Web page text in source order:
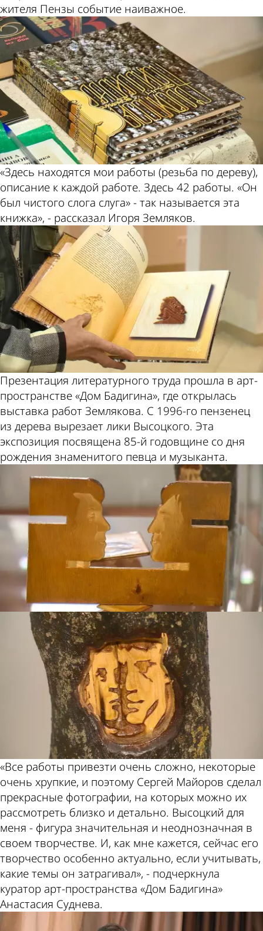
жителя Пензы событие наиважное.
«Здесь находятся мои работы (резьба по дереву),
описание к каждой работе. Здесь 42 работы. «Он
был чистого слога слуга» - так называется эта
книжка», - рассказал Игоря Земляков.
Презентация литературного труда прошла в арт-
пространстве «Дом Бадигина», где открылась
выставка работ Землякова. С 1996-го пензенец
из дерева вырезает лики Высоцкого. Эта
экспозиция посвящена 85-й годовщине со дня
рождения знаменитого певца и музыканта.
«Все работы привезти очень сложно, некоторые
очень хрупкие, и поэтому Сергей Майоров сделал
прекрасные фотографии, на которых можно их
рассмотреть близко и детально. Высоцкий для
меня - фигура значительная и неоднозначная в
своем творчестве. И, как мне кажется, сейчас его
творчество особенно актуально, если учитывать,
какие темы он затрагивал», - подчеркнула
куратор арт-пространства «Дом Бадигина»
Анастасия Суднева.